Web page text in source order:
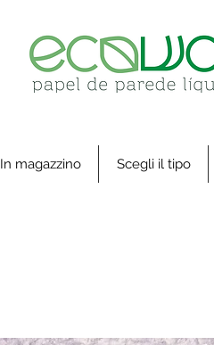
In magazzino Scegli il tipo